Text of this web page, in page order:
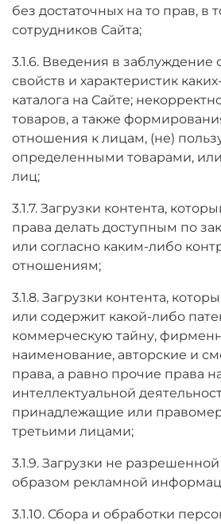
без достаточных на то прав, в
сотрудников Сайта;
3.1.6. Введения в заблуждение
свойств и характеристик
каталога на Сайте;
товаров, а также
отношения к лицам, (не)
определенными товарами,
лиц;
3.1.7. Загрузки контента,
права делать доступным по
или согласно каким-либо
отношениям;
3.1.8. Загрузки контента,
или содержит какой-либо
коммерческую тайну,
наименование, авторские и
права, а равно прочие права
интеллектуальной
принадлежащие или
третьими лицами;
3.1.9. Загрузки не
образом рекламной
3.1.10. Сбора и обработки